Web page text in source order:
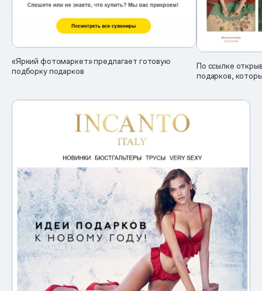
«Яркий фотомаркет» предлагает готовую
подборку подарков
По ссылке
подарков,